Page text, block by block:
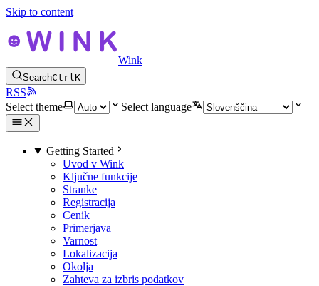
Skip to content
Wink
SearchCtrlK
RSS
Select theme
Select language
Getting Started
Uvod v Wink
Ključne funkcije
Stranke
Registracija
Cenik
Primerjava
Varnost
Lokalizacija
Okolja
Zahteva za izbris podatkov